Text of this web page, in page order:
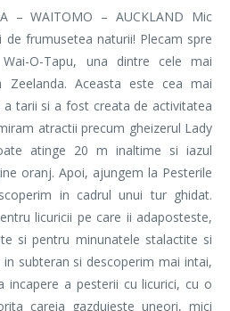
– WAITOMO – AUCKLAND Mic
frumusetea naturii! Plecam spre
O-Tapu, una dintre cele mai
Aceasta este cea mai
tarii si a fost creata de activitatea
atractii precum gheizerul Lady
atinge 20 m inaltime si iazul
oranj. Apoi, ajungem la Pesterile
in cadrul unui tur ghidat.
licuricii pe care ii adaposteste,
si pentru minunatele stalactite si
subteran si descoperim mai intai,
incapere a pesterii cu licurici, cu o
careia gazduieste uneori, mici